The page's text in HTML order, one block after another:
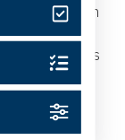
ser också fram
av en
The Lumineers
i
arbete för